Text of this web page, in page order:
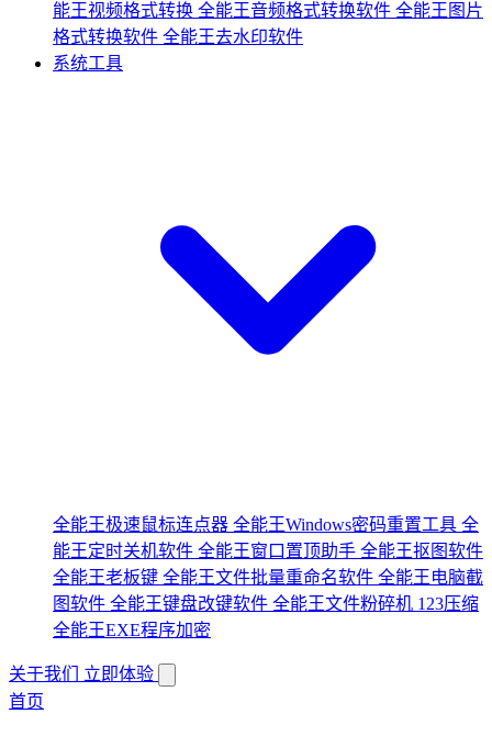
能王视频格式转换 全能王音频格式转换软件 全能王图片
格式转换软件 全能王去水印软件
系统工具
全能王极速鼠标连点器 全能王Windows密码重置工具 全
能王定时关机软件 全能王窗口置顶助手 全能王抠图软件
全能王老板键 全能王文件批量重命名软件 全能王电脑截
图软件 全能王键盘改键软件 全能王文件粉碎机 123压缩
全能王EXE程序加密
关于我们 立即体验
首页